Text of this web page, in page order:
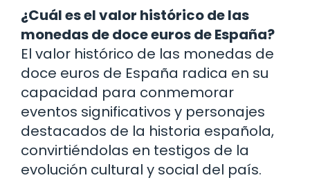
¿Cuál es el valor histórico de las
monedas de doce euros de España?
El valor histórico de las monedas de
doce euros de España radica en su
capacidad para conmemorar
eventos significativos y personajes
destacados de la historia española,
convirtiéndolas en testigos de la
evolución cultural y social del país.